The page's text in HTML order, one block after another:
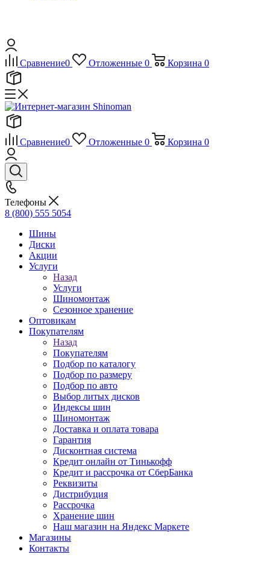
Сравнение0 Отложенные 0 Корзина 0
Сравнение0 Отложенные 0 Корзина 0
Телефоны
8 (800) 555 5054
Шины
Диски
Акции
Услуги
Назад
Услуги
Шиномонтаж
Сезонное хранение
Оптовикам
Покупателям
Назад
Покупателям
Подбор по каталогу
Подбор по размеру
Подбор по авто
Выбор литых дисков
Индексы шин
Шиномонтаж
Доставка и оплата товара
Гарантия
Дисконтная система
Кредит онлайн от Тинькофф
Кредит и рассрочка от СберБанка
Реквизиты
Дистрибуция
Рассрочка
Хранение шин
Наш магазин на Яндекс Маркете
Магазины
Контакты